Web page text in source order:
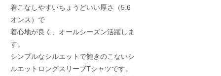
着こなしやすいちょうどいい厚さ（5.6
オンス）で
着心地が良く、オールシーズン活躍しま
す。
シンプルなシルエットで飽きのこないシ
ルエットロングスリーブTシャツです。